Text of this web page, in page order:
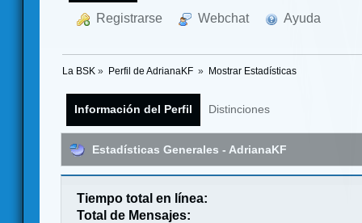
Registrarse Webchat Ayuda
La BSK » Perfil de AdrianaKF » Mostrar Estadísticas
Información del Perfil Distinciones
Estadísticas Generales - AdrianaKF
Tiempo total en línea:
Total de Mensajes: